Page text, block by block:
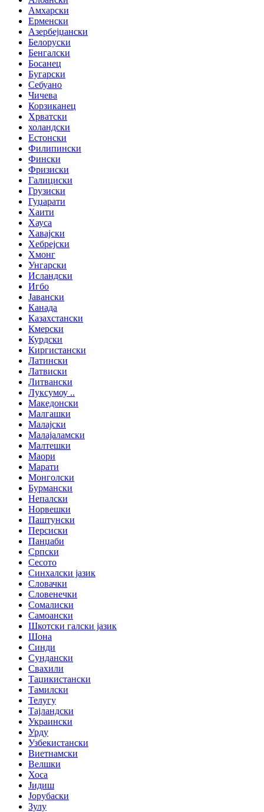
Амхарски
Ерменски
Азербејџански
Белоруски
Бенгалски
Босанец
Бугарски
Себуано
Чичева
Корзиканец
Хрватски
холандски
Естонски
Филипински
Фински
Фризиски
Галициски
Грузиски
Гуџарати
Хаити
Хауса
Хавајски
Хебрејски
Хмонг
Унгарски
Исландски
Игбо
Јавански
Канада
Казахстански
Кмерски
Курдски
Киргистански
Латински
Латвиски
Литвански
Луксумоу ..
Македонски
Малгашки
Малајски
Малајаламски
Малтешки
Маори
Марати
Монголски
Бурмански
Непалски
Норвешки
Паштунски
Персиски
Панџаби
Српски
Сесото
Синхалски јазик
Словачки
Словенечки
Сомалиски
Самоански
Шкотски галски јазик
Шона
Синди
Сундански
Свахили
Таџикистански
Тамилски
Телугу
Тајландски
Украински
Урду
Узбекистански
Виетнамски
Велшки
Хоса
Јидиш
Јорубаски
Зулу